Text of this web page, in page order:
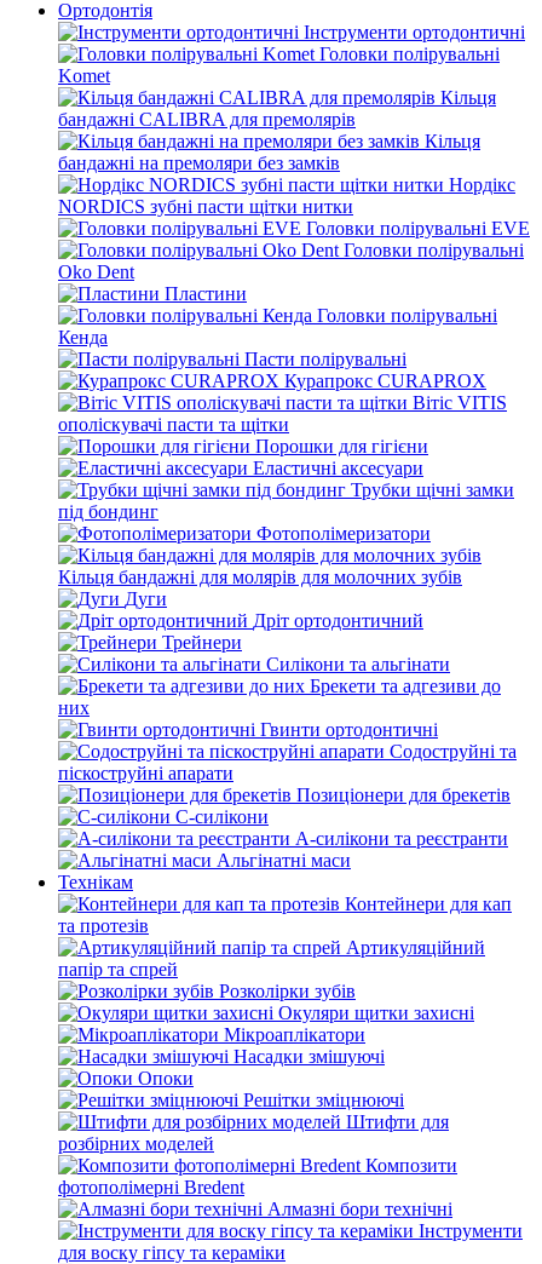
Ортодонтія
Інструменти ортодонтичні
Головки полірувальні
Komet
Кільця
бандажні CALIBRA для премолярів
Кільця
бандажні на премоляри без замків
Нордікс
NORDICS зубні пасти щітки нитки
Головки полірувальні EVE
Головки полірувальні
Oko Dent
Пластини
Головки полірувальні
Кенда
Пасти полірувальні
Курапрокс CURAPROX
Вітіс VITIS
ополіскувачі пасти та щітки
Порошки для гігієни
Еластичні аксесуари
Трубки щічні замки
під бондинг
Фотополімеризатори
Кільця бандажні для молярів для молочних зубів
Дуги
Дріт ортодонтичний
Трейнери
Силікони та альгінати
Брекети та адгезиви до
них
Гвинти ортодонтичні
Содоструйні та
піскоструйні апарати
Позиціонери для брекетів
С-силікони
А-силікони та реєстранти
Альгінатні маси
Технікам
Контейнери для кап
та протезів
Артикуляційний
папір та спрей
Розколірки зубів
Окуляри щитки захисні
Мікроаплікатори
Насадки змішуючі
Опоки
Решітки зміцнюючі
Штифти для
розбірних моделей
Композити
фотополімерні Bredent
Алмазні бори технічні
Інструменти
для воску гіпсу та кераміки